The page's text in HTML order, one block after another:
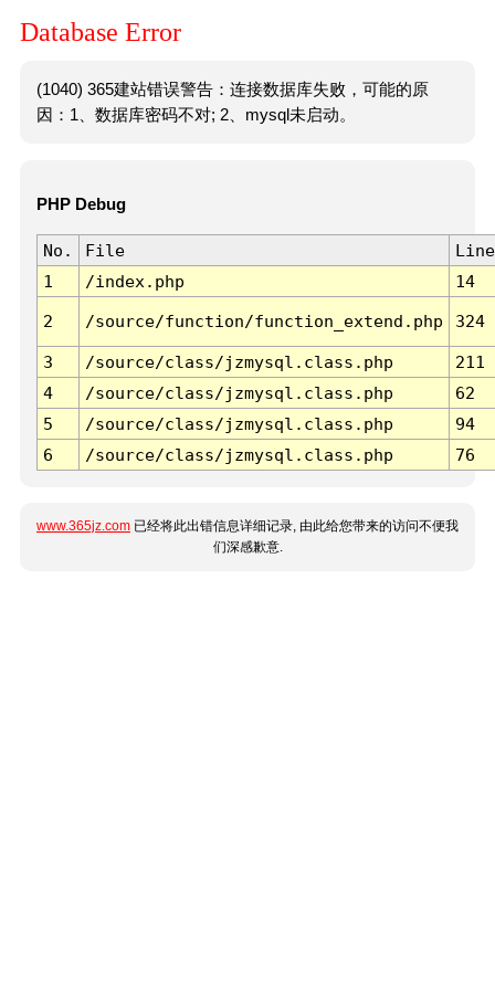
Database Error
(1040) 365建站错误警告：连接数据库失败，可能的原
因：1、数据库密码不对; 2、mysql未启动。
PHP Debug
No. File
Line
1
/index.php 14
2 /source/function/function_extend.php 324
3 /source/class/jzmysql.class.php
211
4
/source/class/jzmysql.class.php
62
5
/source/class/jzmysql.class.php
94
6
/source/class/jzmysql.class.php 76
www.365jz.com 已经将此出错信息详细记录, 由此给您带来的访问不便我
们深感歉意.